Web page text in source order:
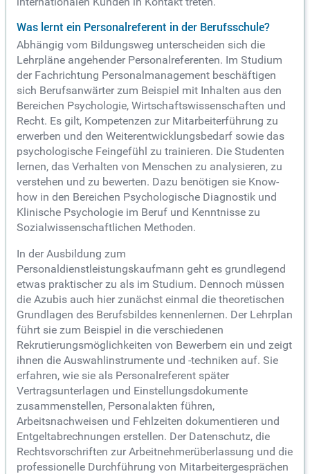
Was lernt ein Personalreferent in der Berufsschule?
Abhängig vom Bildungsweg unterscheiden sich die
Lehrpläne angehender Personalreferenten. Im Studium
der Fachrichtung Personalmanagement beschäftigen
sich Berufsanwärter zum Beispiel mit Inhalten aus den
Bereichen Psychologie, Wirtschaftswissenschaften und
Recht. Es gilt, Kompetenzen zur Mitarbeiterführung zu
erwerben und den Weiterentwicklungsbedarf sowie das
psychologische Feingefühl zu trainieren. Die Studenten
lernen, das Verhalten von Menschen zu analysieren, zu
verstehen und zu bewerten. Dazu benötigen sie Know-
how in den Bereichen Psychologische Diagnostik und
Klinische Psychologie im Beruf und Kenntnisse zu
Sozialwissenschaftlichen Methoden.
In der Ausbildung zum
Personaldienstleistungskaufmann geht es grundlegend
etwas praktischer zu als im Studium. Dennoch müssen
die Azubis auch hier zunächst einmal die theoretischen
Grundlagen des Berufsbildes kennenlernen. Der Lehrplan
führt sie zum Beispiel in die verschiedenen
Rekrutierungsmöglichkeiten von Bewerbern ein und zeigt
ihnen die Auswahlinstrumente und -techniken auf. Sie
erfahren, wie sie als Personalreferent später
Vertragsunterlagen und Einstellungsdokumente
zusammenstellen, Personalakten führen,
Arbeitsnachweisen und Fehlzeiten dokumentieren und
Entgeltabrechnungen erstellen. Der Datenschutz, die
Rechtsvorschriften zur Arbeitnehmerüberlassung und die
professionelle Durchführung von Mitarbeitergesprächen